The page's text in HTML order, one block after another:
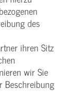
des
ihren Sitz
wir Sie
Beschreibung